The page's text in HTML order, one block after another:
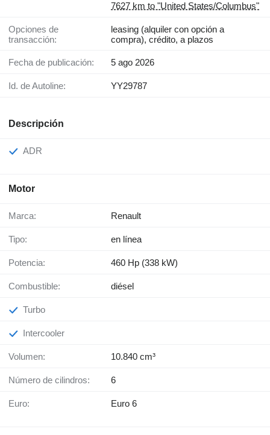
7627 km to "United States/Columbus"
Opciones de
transacción:
leasing (alquiler con opción a
compra), crédito, a plazos
Fecha de publicación: 5 ago 2026
Id. de Autoline: YY29787
Descripción
ADR
Motor
Marca: Renault
Tipo: en línea
Potencia: 460 Hp (338 kW)
Combustible: diésel
Turbo
Intercooler
Volumen: 10.840 cm³
Número de cilindros: 6
Euro: Euro 6